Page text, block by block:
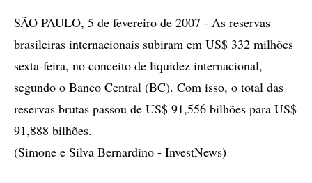
compartilhamento
SÃO PAULO, 5 de fevereiro de 2007 - As reservas
brasileiras internacionais subiram em US$ 332 milhões
sexta-feira, no conceito de liquidez internacional,
segundo o Banco Central (BC). Com isso, o total das
reservas brutas passou de US$ 91,556 bilhões para US$
91,888 bilhões.
(Simone e Silva Bernardino - InvestNews)